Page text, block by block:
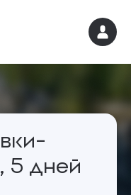
5 дней